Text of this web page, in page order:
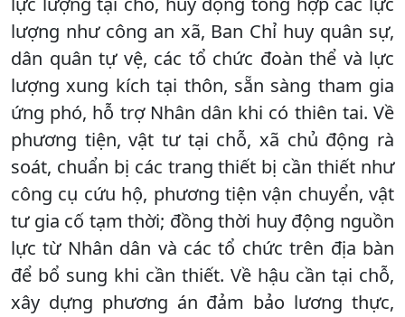
lượng như công an xã, Ban Chỉ huy quân sự,
dân quân tự vệ, các tổ chức đoàn thể và lực
lượng xung kích tại thôn, sẵn sàng tham gia
ứng phó, hỗ trợ Nhân dân khi có thiên tai. Về
phương tiện, vật tư tại chỗ, xã chủ động rà
soát, chuẩn bị các trang thiết bị cần thiết như
công cụ cứu hộ, phương tiện vận chuyển, vật
tư gia cố tạm thời; đồng thời huy động nguồn
lực từ Nhân dân và các tổ chức trên địa bàn
để bổ sung khi cần thiết. Về hậu cần tại chỗ,
xây dựng phương án đảm bảo lương thực,